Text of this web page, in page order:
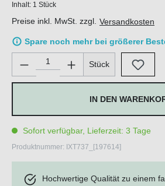
Inhalt: 1 Stück
Preise inkl. MwSt. zzgl. Versandkosten
Spare noch mehr bei größerer
Produkt Anzahl: Gib den
Stück
IN DEN
Sofort verfügbar, Lieferzeit: 3 Tage
Produktnummer: IXT737_[197614]
Hochwertige Qualität zu einem